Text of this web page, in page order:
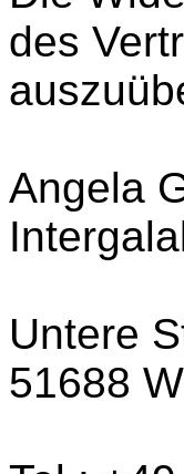
des
Angela
Untere
51688